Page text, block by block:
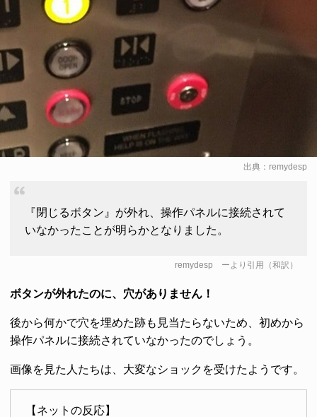
出典： remydesp
『閉じるボタン』が外れ、操作パネルに接続されて
いなかったことが明らかとなりました。
remydesp ーより引用（和訳）
ボタンが外れたのに、穴がありません！
後から何かで穴を埋めた跡も見当たらないため、初めから
操作パネルに接続されていなかったのでしょう。
画像を見た人たちは、大変なショックを受けたようです。
【ネットの反応】